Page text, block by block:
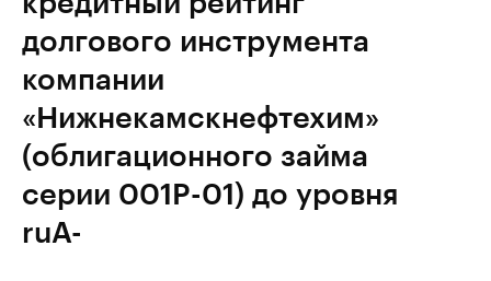
долгового инструмента
компании
«Нижнекамскнефтехим»
(облигационного займа
серии 001P-01) до уровня
ruA-